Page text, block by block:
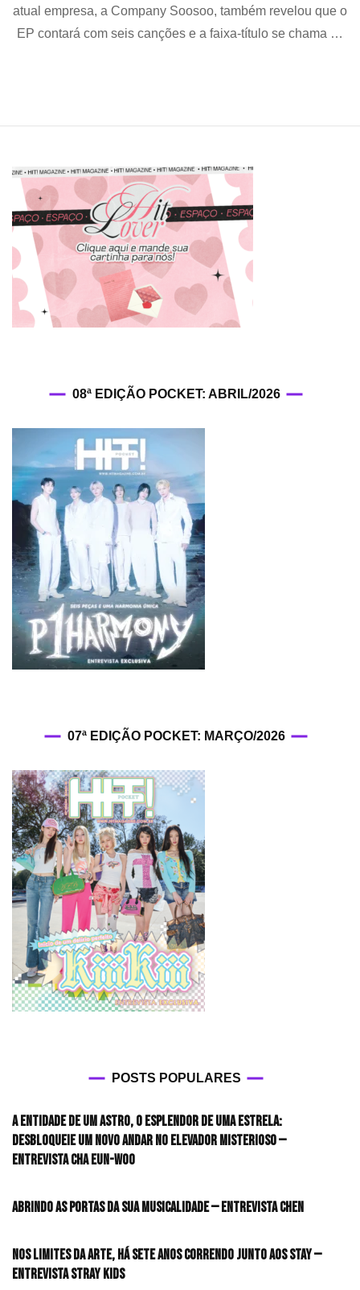
atual empresa, a Company Soosoo, também revelou que o
EP contará com seis canções e a faixa-título se chama …
08ª EDIÇÃO POCKET: ABRIL/2026
07ª EDIÇÃO POCKET: MARÇO/2026
POSTS POPULARES
A entidade de um astro, o esplendor de uma estrela:
desbloqueie um novo andar no elevador misterioso —
Entrevista CHA EUN-WOO
Abrindo as portas da sua musicalidade — Entrevista CHEN
Nos limites da arte, há sete anos correndo junto aos STAY —
Entrevista Stray Kids